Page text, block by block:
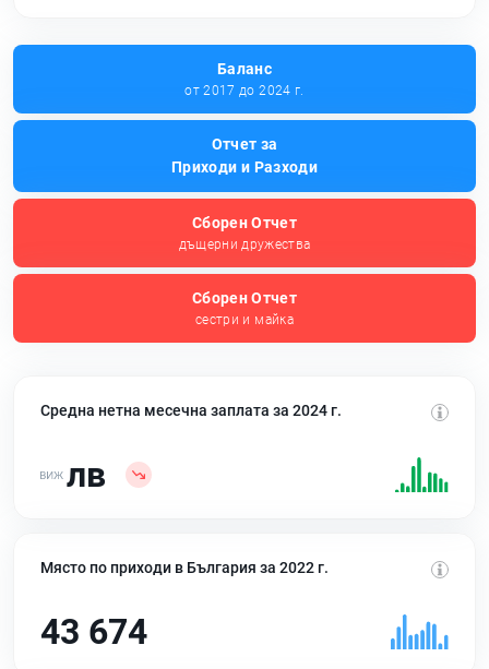
Баланс
от 2017 до 2024 г.
Отчет за
Приходи и Разходи
Сборен Отчет
дъщерни дружества
Сборен Отчет
сестри и майка
Средна нетна месечна заплата за 2024 г.
лв
Място по приходи в България за 2022 г.
43 674